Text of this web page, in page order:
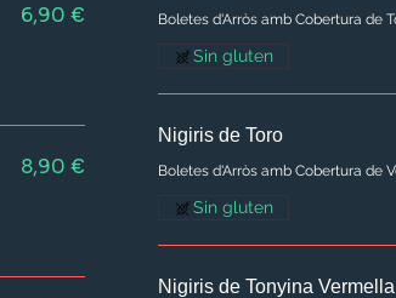
6,90 €
8,90 €
Boletes d'Arròs amb Cobertura de
Sin gluten
Nigiris de Toro
Boletes d'Arròs amb Cobertura de
Sin gluten
Nigiris de Tonyina